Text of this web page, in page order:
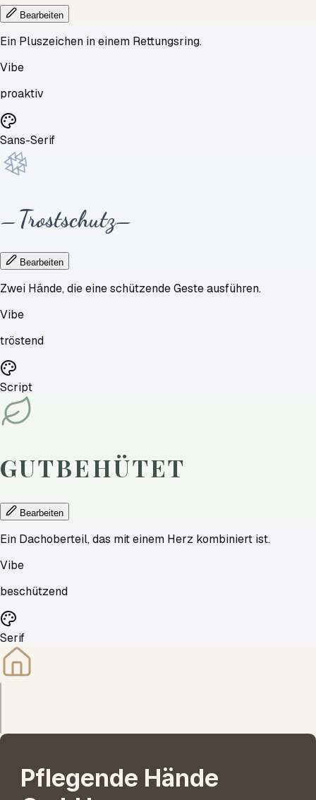
Bearbeiten
Ein Pluszeichen in einem Rettungsring.
Vibe
proaktiv
Sans-Serif
—Trostschutz—
Bearbeiten
Zwei Hände, die eine schützende Geste ausführen.
Vibe
tröstend
Script
GUTBEHÜTET
Bearbeiten
Ein Dachoberteil, das mit einem Herz kombiniert ist.
Vibe
beschützend
Serif
Pflegende Hände